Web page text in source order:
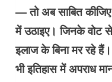
— तो अब साबित
में उठाइए। जिनके
इलाज के बिना मर रहे हैं।
भी इतिहास में अपराध